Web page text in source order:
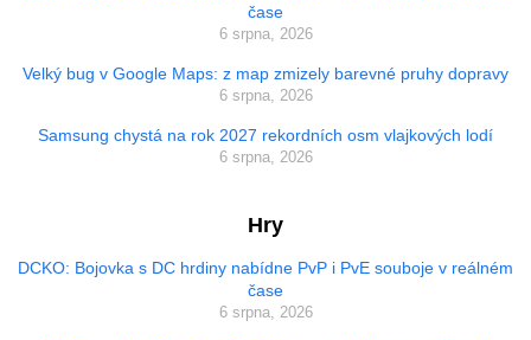
čase
6 srpna, 2026
Velký bug v Google Maps: z map zmizely barevné pruhy dopravy
6 srpna, 2026
Samsung chystá na rok 2027 rekordních osm vlajkových lodí
6 srpna, 2026
Hry
DCKO: Bojovka s DC hrdiny nabídne PvP i PvE souboje v reálném
čase
6 srpna, 2026